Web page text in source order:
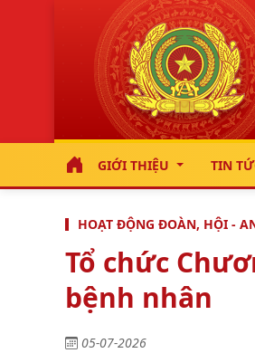
GIỚI THIỆU TIN
HOẠT ĐỘNG ĐOÀN, HỘI -
Tổ chức
bệnh nhân
05-07-2026